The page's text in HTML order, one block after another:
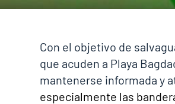
Con el objetivo de
que acuden a Playa
mantenerse informada y
especialmente las